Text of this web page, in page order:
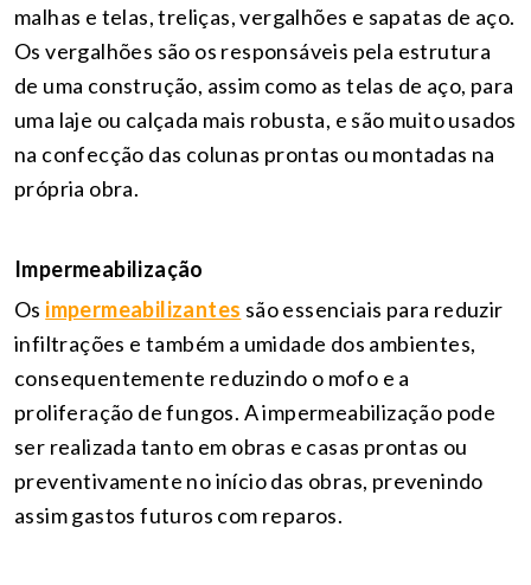
malhas e telas, treliças, vergalhões e sapatas de aço.
Os vergalhões são os responsáveis pela estrutura
de uma construção, assim como as telas de aço, para
uma laje ou calçada mais robusta, e são muito usados
na confecção das colunas prontas ou montadas na
própria obra.
Impermeabilização
Os impermeabilizantes são essenciais para reduzir
infiltrações e também a umidade dos ambientes,
consequentemente reduzindo o mofo e a
proliferação de fungos. A impermeabilização pode
ser realizada tanto em obras e casas prontas ou
preventivamente no início das obras, prevenindo
assim gastos futuros com reparos.